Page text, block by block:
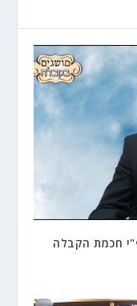
חכמת הקבלה